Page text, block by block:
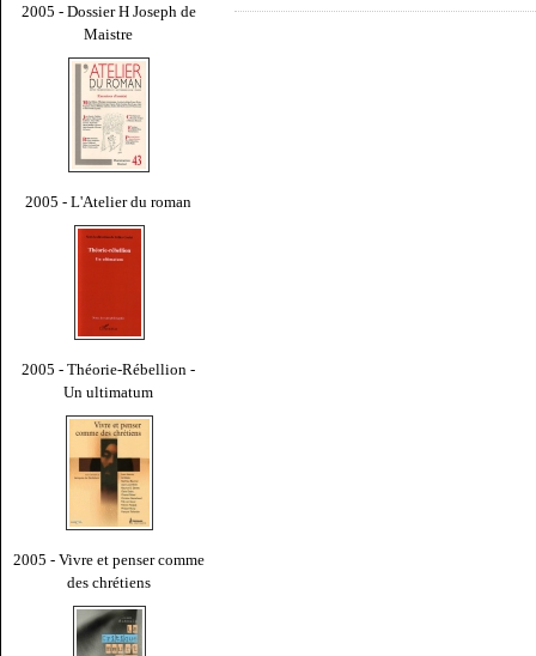
2005 - Dossier H Joseph de
Maistre
2005 - L'Atelier du roman
2005 - Théorie-Rébellion -
Un ultimatum
2005 - Vivre et penser comme
des chrétiens